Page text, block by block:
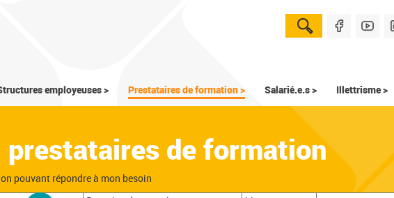
employeuses > Prestataires de formation > Salarié.e.s > Illettrisme >
prestataires de formation
pouvant répondre à mon besoin